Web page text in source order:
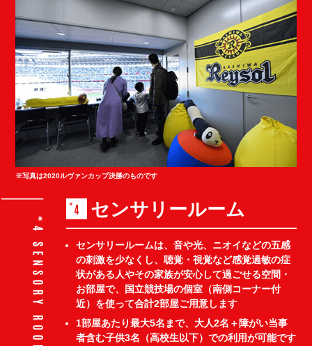
※写真は2020ルヴァンカップ決勝のものです
4 センサリールーム
センサリールームは、音や光、ニオイなどの五感
の刺激を少なくし、聴覚・視覚など感覚過敏の症
状がある人やその家族が安心して過ごせる空間・
お部屋で、国立競技場の個室（南側コーナー付
近）を使って合計2部屋ご用意します
1部屋あたり最大5名まで、大人2名＋障がい当事
者含む子供3名（高校生以下）での利用が可能です